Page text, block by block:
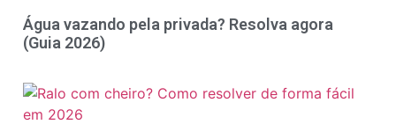
Água vazando pela privada? Resolva agora
(Guia 2026)